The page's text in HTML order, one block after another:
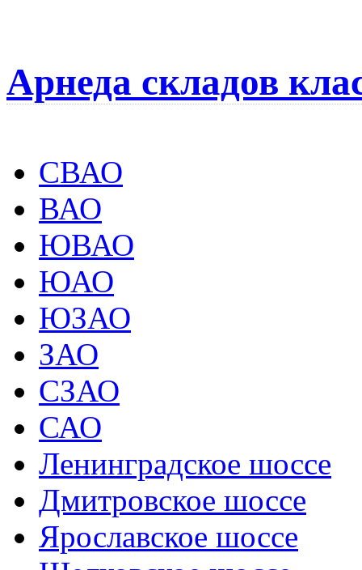
Арнеда складов
СВАО
ВАО
ЮВАО
ЮАО
ЮЗАО
ЗАО
СЗАО
САО
Ленинградское шоссе
Дмитровское шоссе
Ярославское шоссе